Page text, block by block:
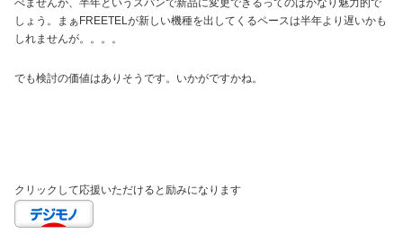
しょう。まぁFREETELが新しい機種を出してくるペースは半年より遅いかも
しれませんが。。。。
でも検討の価値はありそうです。いかがですかね。
クリックして応援いただけると励みになります